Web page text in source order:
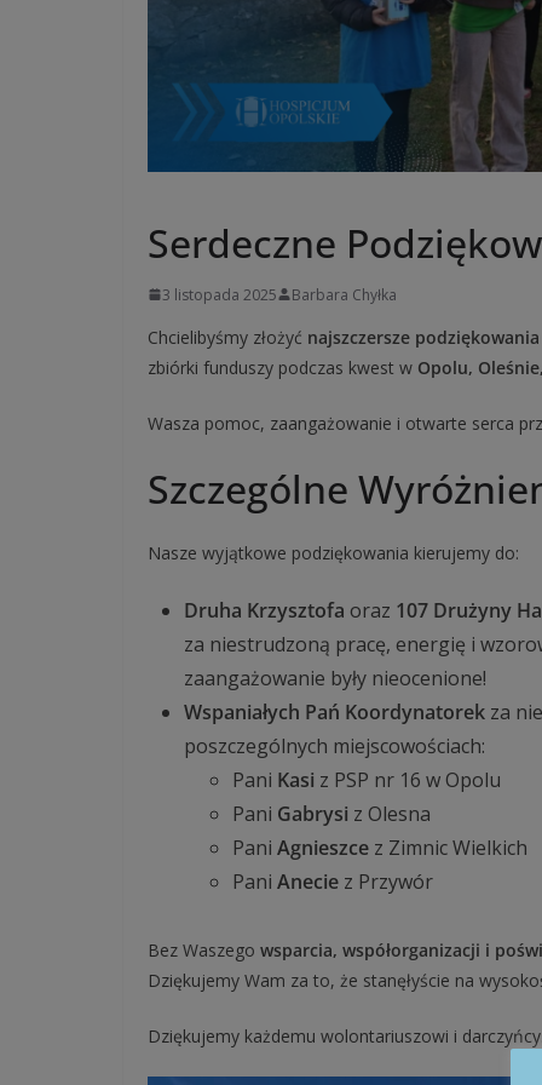
Serdeczne
3 listopada 2025 Barbara Chyłka
Chcielibyśmy złożyć najszczersze podziękowania
zbiórki funduszy podczas kwest w Opolu,
Wasza pomoc, zaangażowanie i otwarte serca
Szczególne
Nasze wyjątkowe podziękowania kierujemy do:
Druha Krzysztofa oraz 107 Drużyny
za niestrudzoną pracę, energię i
zaangażowanie były nieocenione!
Wspaniałych Pań Koordynatorek za
poszczególnych miejscowościach:
Pani Kasi z PSP nr 16 w Opolu
Pani Gabrysi z Olesna
Pani Agnieszce z Zimnic Wielkich
Pani Anecie z Przywór
Bez Waszego wsparcia, współorganizacji i
Dziękujemy Wam za to, że stanęłyście na
Dziękujemy każdemu wolontariuszowi i